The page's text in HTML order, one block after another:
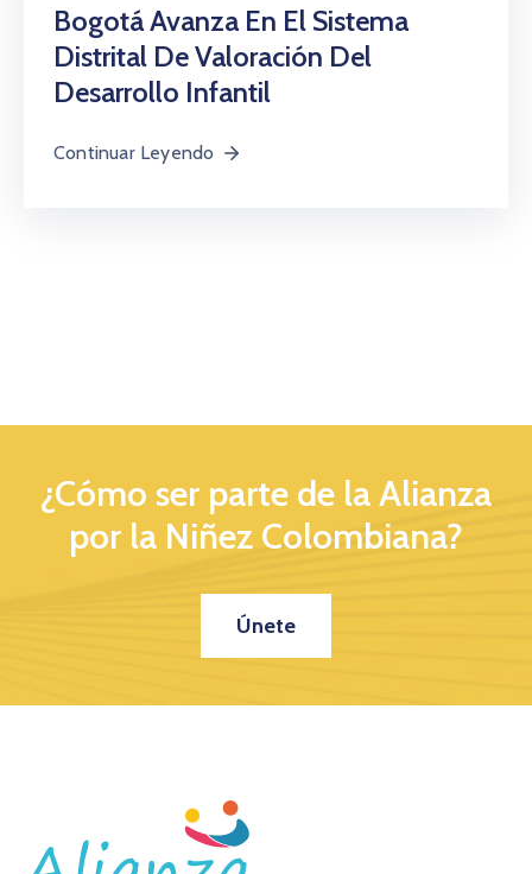
Bogotá Avanza En El Sistema
Distrital De Valoración Del
Desarrollo Infantil
Continuar Leyendo
¿Cómo ser parte de la Alianza
por la Niñez Colombiana?
Únete